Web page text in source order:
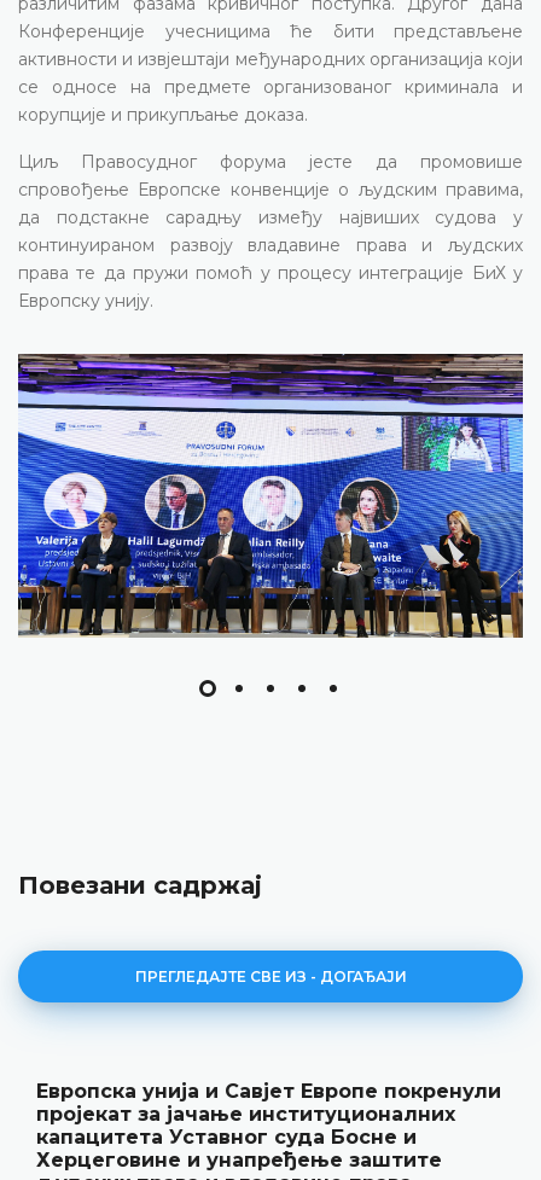
Конференције учесницима ће бити представљене
активности и извјештаји међународних организација који
се односе на предмете организованог криминала и
корупције и прикупљање доказа.
Циљ Правосудног форума јесте да промовише
спровођење Европске конвенције о људским правима,
да подстакне сарадњу између највиших судова у
континуираном развоју владавине права и људских
права те да пружи помоћ у процесу интеграције БиХ у
Европску унију.
Повезани садржај
ПРЕГЛЕДАЈТЕ СВЕ ИЗ - ДОГАЂАЈИ
Уставни суд БиХ представио годишње
резултате рада и нову публикацију
„Годишњак“
18.05.2026.